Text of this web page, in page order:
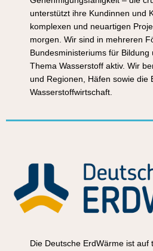
unterstützt ihre Kundinnen und
komplexen und neuartigen
morgen. Wir sind in mehreren
Bundesministeriums für
Thema Wasserstoff aktiv. Wir
und Regionen, Häfen sowie die
Wasserstoffwirtschaft.
Die Deutsche ErdWärme ist auf